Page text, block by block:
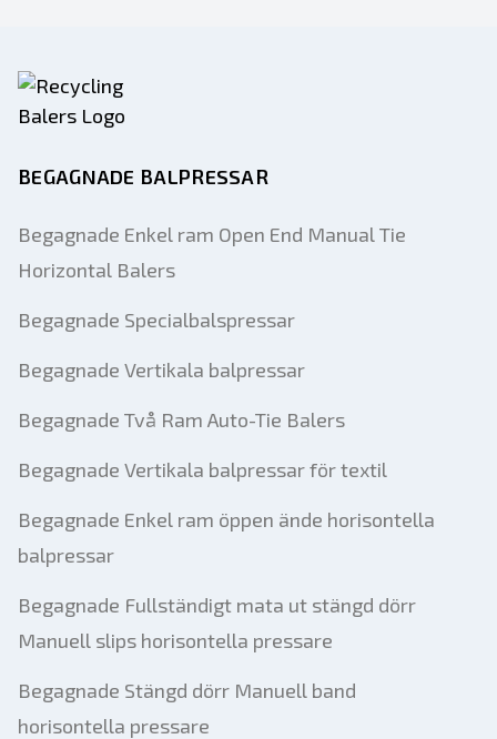
BEGAGNADE BALPRESSAR
Begagnade Enkel ram Open End Manual Tie
Horizontal Balers
Begagnade Specialbalspressar
Begagnade Vertikala balpressar
Begagnade Två Ram Auto-Tie Balers
Begagnade Vertikala balpressar för textil
Begagnade Enkel ram öppen ände horisontella
balpressar
Begagnade Fullständigt mata ut stängd dörr
Manuell slips horisontella pressare
Begagnade Stängd dörr Manuell band
horisontella pressare